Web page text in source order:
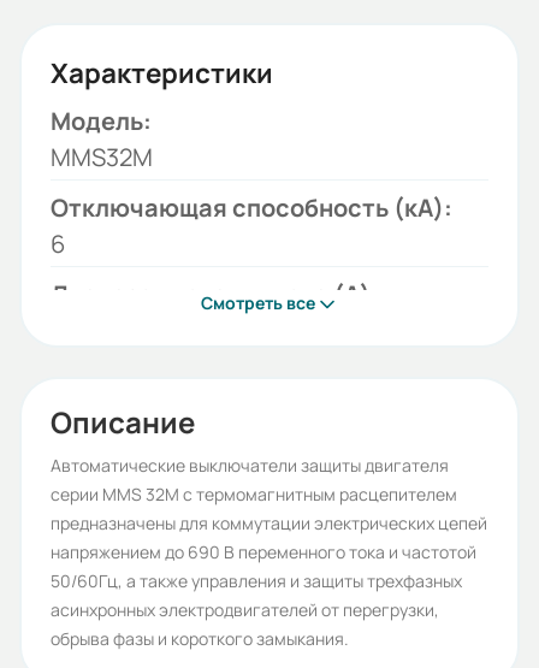
Характеристики
Модель:
MMS32M
Отключающая способность (кА):
6
Диапазон уставки тока (А):
АС
Серия:
MMS
Бренд:
ESQ
Рабочее напряжение (В):
Смотреть все
Описание
Автоматические выключатели защиты двигателя
серии MMS 32M с термомагнитным расцепителем
предназначены для коммутации электрических цепей
напряжением до 690 В переменного тока и частотой
50/60Гц, а также управления и защиты трехфазных
асинхронных электродвигателей от перегрузки,
обрыва фазы и короткого замыкания.